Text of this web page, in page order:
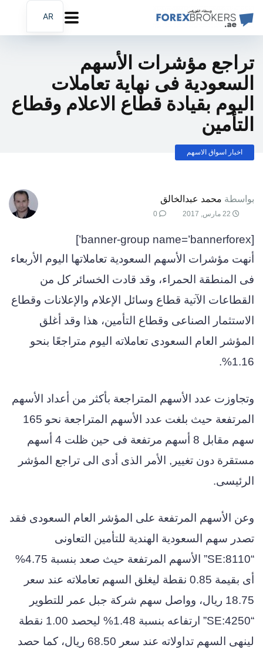
تراجع مؤشرات الأسهم
السعودية فى نهاية تعاملات
اليوم بقيادة قطاع الاعلام وقطاع
التأمين
اخبار اسواق الاسهم
بواسطة محمد عبدالخالق
[banner-group name=’bannerforex’]
أنهت مؤشرات الأسهم السعودية تعاملاتها اليوم الأربعاء
فى المنطقة الحمراء، وقد قادت الخسائر كل من
القطاعات الآتية قطاع وسائل الإعلام والإعلانات وقطاع
الاستثمار الصناعى وقطاع التأمين، هذا وقد أغلق
المؤشر العام السعودى تعاملاته اليوم متراجعًا بنحو
1.16%.
وتجاوزت عدد الأسهم المتراجعة بأكثر من أعداد الأسهم
المرتفعة حيث بلغت عدد الأسهم المتراجعة نحو 165
سهم مقابل 8 أسهم مرتفعة فى حين ظلت 4 أسهم
مستقرة دون تغيير, الأمر الذى أدى الى تراجع المؤشر
الرئيسى.
وعن الأسهم المرتفعة على المؤشر العام السعودى فقد
تصدر سهم السعودية الهندية للتأمين التعاونى
“SE:8110” الأسهم المرتفعة حيث صعد بنسبة 4.75%
أى بقيمة 0.85 نقطة ليغلق السهم تعاملاته عند سعر
18.75 ريال، وواصل سهم شركة جبل عمر للتطوير
“SE:4250” ارتفاعه بنسبة 1.48% ليحصد 1.00 نقطة
لينهى السهم تداولاته عند سعر 68.50 ريال، كما حصد
AR
EN